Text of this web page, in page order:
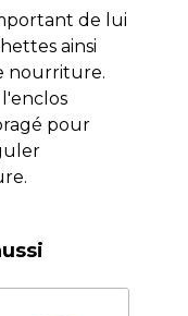
de lui
ainsi
nourriture.
pour